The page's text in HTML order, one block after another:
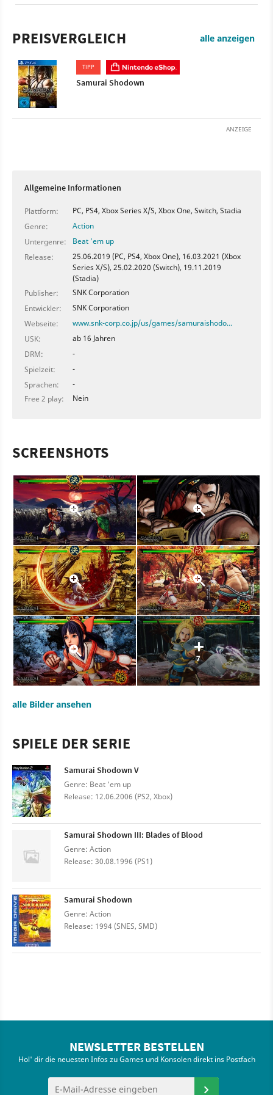
vorgestellt, etwa das Dojo zum Trainieren oder der
des Spielers. Samurai Shodown ist der zwölfte Teil der
Reihe und ein Prequel des Originals von 1993.
PREISVERGLEICH alle anzeigen
TIPP
Samurai Shodown
ANZEIGE
Allgemeine Informationen
Plattform:
PC, PS4, Xbox Series X/S, Xbox One, Switch, Stadia
Genre:
Action
Untergenre:
Beat ’em up
Release:
25.06.2019 (PC, PS4, Xbox One), 16.03.2021 (Xbox
Series X/S), 25.02.2020 (Switch), 19.11.2019
(Stadia)
Publisher:
SNK Corporation
Entwickler:
SNK Corporation
Webseite:
www.snk-corp.co.jp/us/games/samuraishodo…
USK:
ab 16 Jahren
DRM:
-
Spielzeit:
-
Sprachen:
-
Free 2 play:
Nein
SCREENSHOTS
7
alle Bilder ansehen
SPIELE DER SERIE
Samurai Shodown V
Genre: Beat ’em up
Release: 12.06.2006 (PS2, Xbox)
Samurai Shodown III: Blades of Blood
Genre: Action
Release: 30.08.1996 (PS1)
Samurai Shodown
Genre: Action
Release: 1994 (SNES, SMD)
NEWSLETTER BESTELLEN
Hol' dir die neuesten Infos zu Games und Konsolen direkt ins Postfach